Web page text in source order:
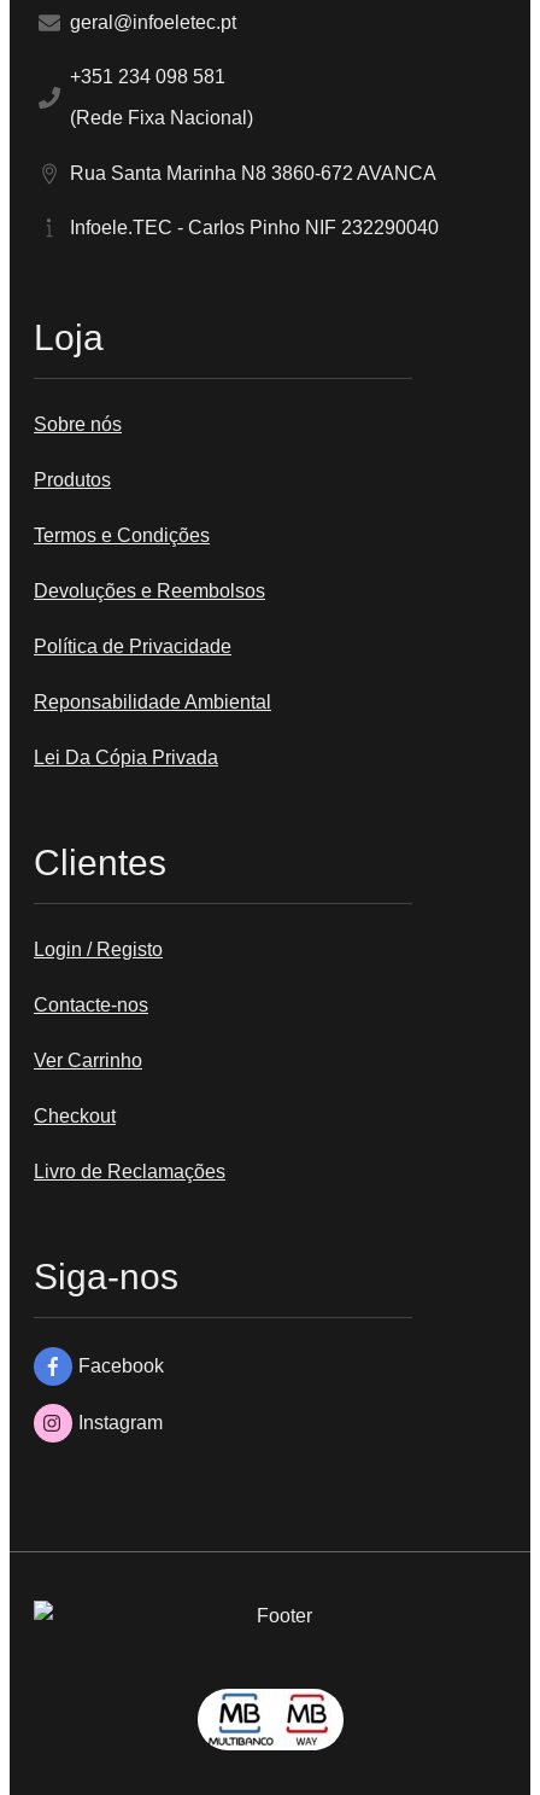
geral@infoeletec.pt
+351 234 098 581
(Rede Fixa Nacional)
Rua Santa Marinha N8 3860-672 AVANCA
Infoele.TEC - Carlos Pinho NIF 232290040
Loja
Sobre nós
Produtos
Termos e Condições
Devoluções e Reembolsos
Política de Privacidade
Reponsabilidade Ambiental
Lei Da Cópia Privada
Clientes
Login / Registo
Contacte-nos
Ver Carrinho
Checkout
Livro de Reclamações
Siga-nos
Facebook
Instagram